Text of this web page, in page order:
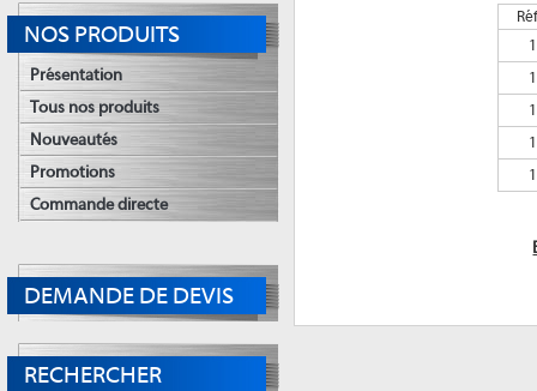
NOS PRODUITS
Présentation
Tous nos produits
Nouveautés
Promotions
Commande directe
DEMANDE DE DEVIS
RECHERCHER